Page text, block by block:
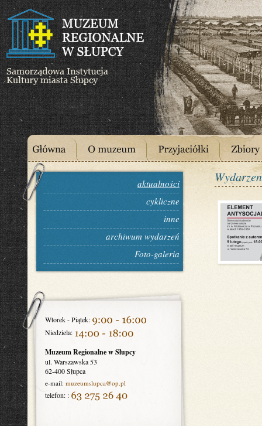
aktualności
cykliczne
inne
archiwum wydarzeń
Foto-galeria
Wtorek - Piątek:
Niedziela:
Muzeum Regionalne w Słupcy
ul. Warszawska 53
62-400 Słupca
e-mail: muzeumslupca@op.pl
telefon: :